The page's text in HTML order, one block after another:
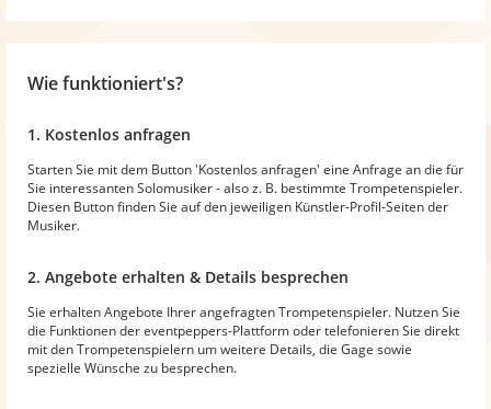
Wie funktioniert's?
1. Kostenlos anfragen
Starten Sie mit dem Button 'Kostenlos anfragen' eine Anfrage an die für
Sie interessanten Solomusiker - also z. B. bestimmte Trompetenspieler.
Diesen Button finden Sie auf den jeweiligen Künstler-Profil-Seiten der
Musiker.
2. Angebote erhalten & Details besprechen
Sie erhalten Angebote Ihrer angefragten Trompetenspieler. Nutzen Sie
die Funktionen der eventpeppers-Plattform oder telefonieren Sie direkt
mit den Trompetenspielern um weitere Details, die Gage sowie
spezielle Wünsche zu besprechen.